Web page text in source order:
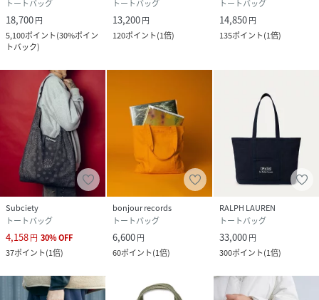
性別タイプ ユニセックス
原産国 ｱﾒﾘｶ製
素材 コットン100% レザー
サイズ ONE SIZE
品番
NG5457_13
13-61-0179-593-28-88 NG5457
トートバッグ
18,700円
5,100ポイント(30%ポイン
トバック)
トートバッグ
13,200円
120ポイント(1倍)
トートバッグ
14,850円
135ポイント(1倍)
Subciety
トートバッグ
4,158円 30%OFF
37ポイント(1倍)
bonjour records
トートバッグ
6,600円
60ポイント(1倍)
RALPH LAUREN
トートバッグ
33,000円
300ポイント(1倍)